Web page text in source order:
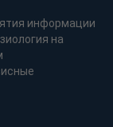
информации
на